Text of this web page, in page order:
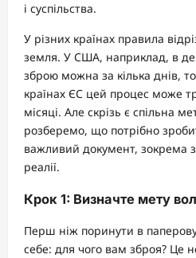
і суспільства.
У різних країнах правила
земля. У США, наприклад, в
зброю можна за кілька днів,
країнах ЄС цей процес може
місяці. Але скрізь є спільна
розберемо, що потрібно
важливий документ, зокрема з
реалії.
Крок 1: Визначте мету
Перш ніж поринути в
себе: для чого вам зброя? Це